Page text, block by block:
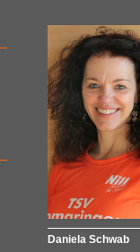
Daniela Schwab